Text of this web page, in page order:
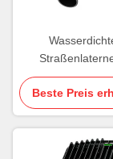
Verdunkelung
Watt-
Beste Preis